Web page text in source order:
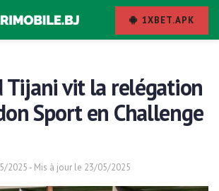
1XBET.APK
Tijani vit la relégation
Sport en Challenge
2025 - Mis à jour le 23/05/2025